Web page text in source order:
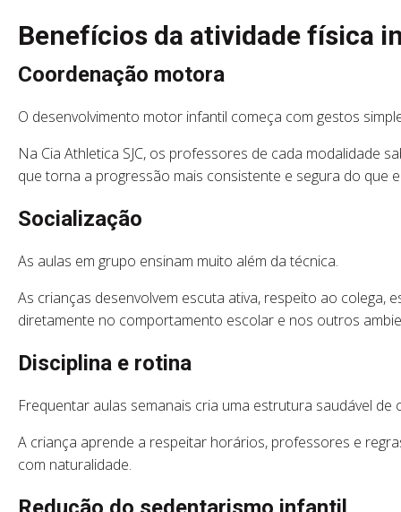
Benefícios da atividade física
Coordenação motora
O desenvolvimento motor infantil começa com gestos
Na Cia Athletica SJC, os professores de cada modalidade
que torna a progressão mais consistente e segura do que
Socialização
As aulas em grupo ensinam muito além da técnica.
As crianças desenvolvem escuta ativa, respeito ao colega,
diretamente no comportamento escolar e nos outros
Disciplina e rotina
Frequentar aulas semanais cria uma estrutura saudável
A criança aprende a respeitar horários, professores e
com naturalidade.